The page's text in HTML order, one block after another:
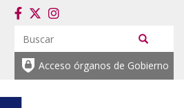
Acceso órganos de Gobierno